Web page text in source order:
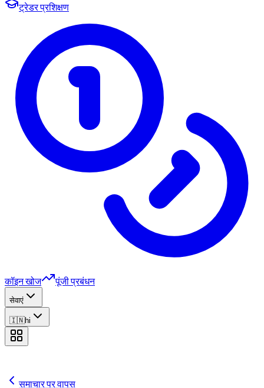
ट्रेडर प्रशिक्षण
कॉइन खोज पूंजी प्रबंधन
सेवाएं
🇮🇳hi
समाचार पर वापस